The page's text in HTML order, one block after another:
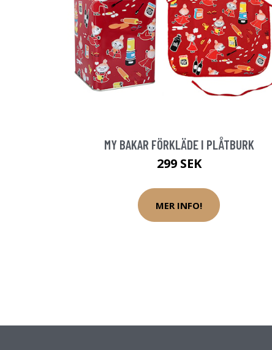
MY BAKAR FÖRKLÄDE I PLÅTBURK
299 SEK
MER INFO!